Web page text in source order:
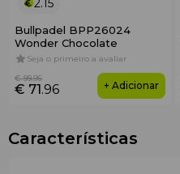
2.15
Bullpadel BPP26024
Wonder Chocolate
Seja o primeiro a avaliar
€ 71.96
€ 99.95
+ Adicionar
Características